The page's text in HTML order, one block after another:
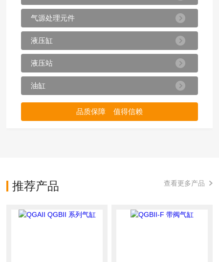
气源处理元件
液压缸
液压站
油缸
品质保障 值得信赖
推荐产品 查看更多产品